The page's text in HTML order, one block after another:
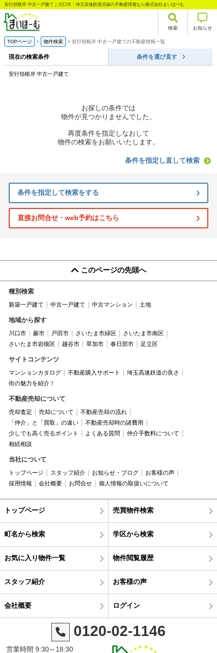
安行領根岸 中古一戸建て｜川口市・埼玉高速鉄道沿線の不動産情報なら株式会社まいほーむ
検索 お知らせ
TOPページ 物件検索 安行領根岸 中古一戸建ての不動産情報一覧
現在の検索条件 条件を選び直す
安行領根岸 中古一戸建て
お探しの条件では
物件が見つかりませんでした。
再度条件を指定しなおして
物件の検索をお願いいたします。
条件を指定し直して検索
条件を指定して検索をする
直接お問合せ・web予約はこちら
このページの先頭へ
種別検索
新築一戸建て 中古一戸建て 中古マンション 土地
地域から探す
川口市 蕨市 戸田市 さいたま市緑区
さいたま市南区
さいたま市岩槻区
越谷市 草加市 春日部市 足立区
サイトコンテンツ
マンションカタログ 不動産購入サポート
埼玉高速鉄道の良さ
街の魅力を紹介！
不動産売却について
売却査定 売却について
不動産売却の流れ
「仲介」と「買取」の違い
不動産売却時の諸費用
少しでも高く売るポイント
よくある質問
仲介手数料について
相続相談
当社について
トップページ スタッフ紹介 お知らせ・ブログ
お客様の声
採用情報
会社概要 お問合せ 個人情報の取扱いについて
トップページ 売買物件検索
町名から検索 学区から検索
お気に入り物件一覧 物件閲覧履歴
スタッフ紹介 お客様の声
会社概要 ログイン
0120-02-1146
営業時間 9:30～18:30